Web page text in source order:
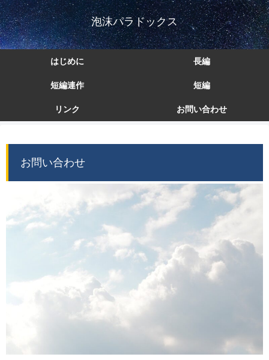
泡沫パラドックス
はじめに 長編
短編連作 短編
リンク お問い合わせ
お問い合わせ